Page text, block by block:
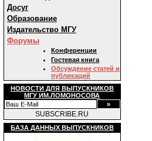
Досуг
Образование
Издательство МГУ
Форумы
Конференции
Гостевая книга
Обсуждение статей и
публикаций
НОВОСТИ ДЛЯ ВЫПУСКНИКОВ
МГУ ИМ.ЛОМОНОСОВА
SUBSCRIBE.RU
БАЗА ДАННЫХ ВЫПУСКНИКОВ